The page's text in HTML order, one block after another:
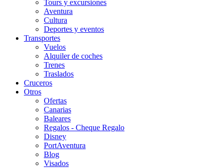
Tours y excursiones
Aventura
Cultura
Deportes y eventos
Transportes
Vuelos
Alquiler de coches
Trenes
Traslados
Cruceros
Otros
Ofertas
Canarias
Baleares
Regalos - Cheque Regalo
Disney
PortAventura
Blog
Visados